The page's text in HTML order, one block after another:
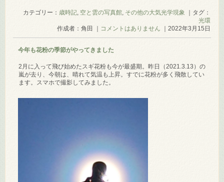
カテゴリー： 歳時記, 空と雲の写真館, その他の大気光学現象 ｜タグ：
光環
作成者：角田 ｜
コメントはありません ｜2022年3月15日
今年も花粉の季節がやってきました
2月に入って飛び始めたスギ花粉も今が最盛期。昨日（2021.3.13）の
嵐が去り、今朝は、晴れて気温も上昇。すでに花粉が多く飛散してい
ます。スマホで撮影してみました。